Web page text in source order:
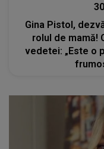
Gina Pistol,
rolul de mamă!
vedetei: „Este o